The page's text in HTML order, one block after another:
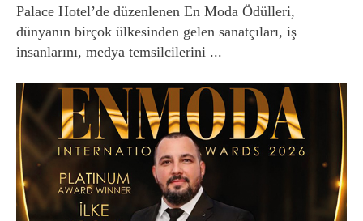
Palace Hotel’de düzenlenen En Moda Ödülleri,
dünyanın birçok ülkesinden gelen sanatçıları, iş
insanlarını, medya temsilcilerini ...